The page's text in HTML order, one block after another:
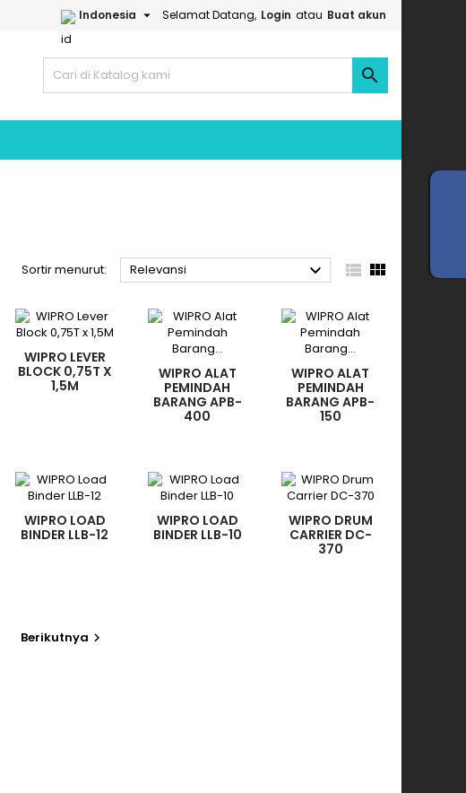
Selamat Datang, Login atau Buat akun
Indonesia 

Sortir menurut: Relevansi   
WIPRO LEVER
BLOCK 0,75T X
1,5M
WIPRO ALAT
PEMINDAH
BARANG APB-
400
WIPRO ALAT
PEMINDAH
BARANG APB-
150
WIPRO LOAD
BINDER LLB-12
WIPRO LOAD
BINDER LLB-10
WIPRO DRUM
CARRIER DC-
370
Berikutnya 